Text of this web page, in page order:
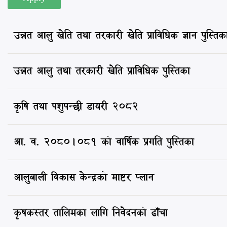
उन्नत आलु खेति तथा तरकारी खेति प्राविधिक ज्ञान
उन्नत आलु तथा तरकारी खेति प्राविधिक पुस्तिका
कृषि तथा पशुपन्छी डायरी २०८२
आ. व. २०८०।०८१ को वार्षिक प्रगति पुस्तिका
आलुबाली विकास केन्द्रको माष्टर प्लान
कृषकस्तर तालिमका लागि निवेदनको ढाँचा